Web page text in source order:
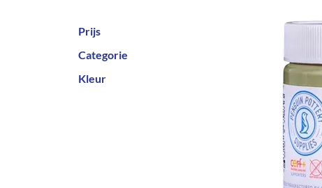
Prijs
Categorie
Kleur